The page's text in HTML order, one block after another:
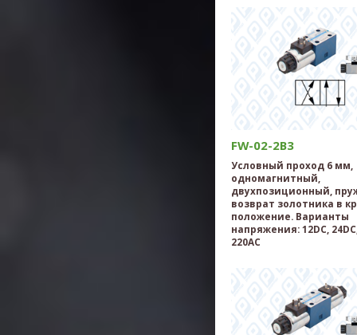
FW-02-2B3
Условный проход 6 мм,
одномагнитный,
двухпозиционный,
возврат золотника в
положение. Варианты
напряжения: 12DC,
220AC